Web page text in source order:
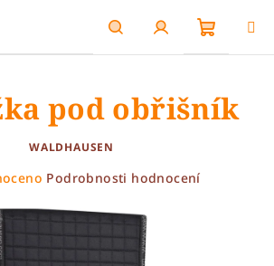
HledatPřihlášení
košík
pod obřišník
WALDHAUSEN
Podrobnosti hodnocení